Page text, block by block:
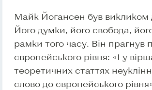
Майк Йогансен був викликом
Його думки, його свобода,
рамки того часу. Він прагнув
європейського рівня: «І у
теоретичних статтях
слово до європейського